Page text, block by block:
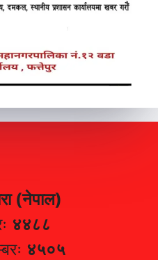
(नेपाल)
४४८८
४५०५